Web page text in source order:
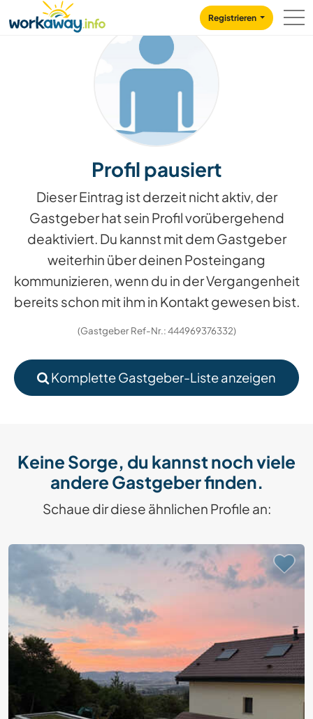
CONTENT
MAIN NAVIGATION
Registrieren
Profil pausiert
Dieser Eintrag ist derzeit nicht aktiv, der
Gastgeber hat sein Profil vorübergehend
deaktiviert. Du kannst mit dem Gastgeber
weiterhin über deinen Posteingang
kommunizieren, wenn du in der Vergangenheit
bereits schon mit ihm in Kontakt gewesen bist.
(Gastgeber Ref-Nr.: 444969376332)
Komplette Gastgeber-Liste anzeigen
Keine Sorge, du kannst noch viele
andere Gastgeber finden.
Schaue dir diese ähnlichen Profile an: